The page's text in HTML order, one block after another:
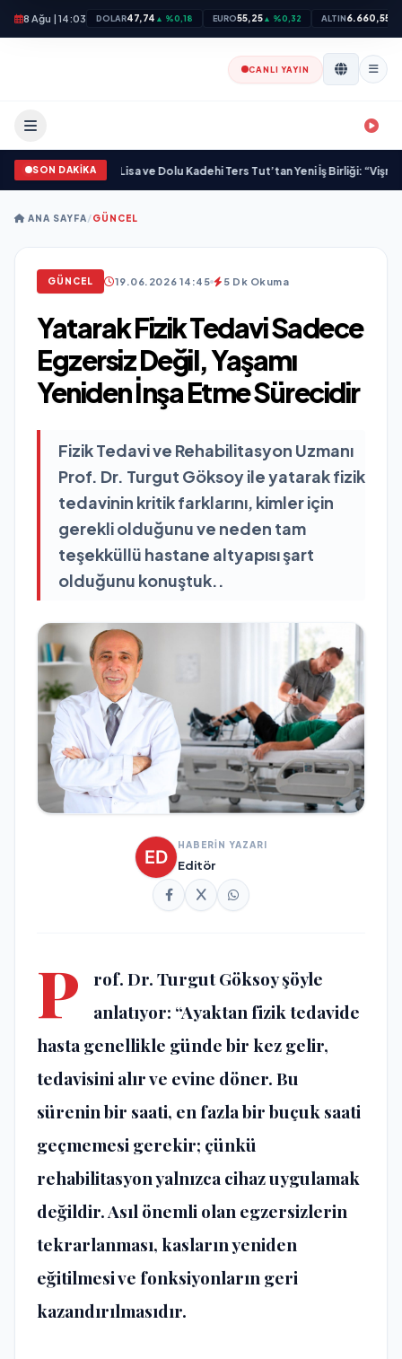
8 Ağu | 14:03 DOLAR47,74 ▲ %0,18 EURO55,25▲ %0,32 ALTIN6.660,55
CANLI YAYIN
SON DAKİKA
Kazandırdı•M Lisa ve Dolu Kadehi Ters Tut’tan Yeni İş Birliği: “Vişne”•
ANA SAYFA/GÜNCEL
GÜNCEL 19.06.2026 14:45 5 Dk Okuma
Yatarak Fizik Tedavi Sadece
Egzersiz Değil, Yaşamı
Yeniden İnşa Etme Sürecidir
Fizik Tedavi ve Rehabilitasyon Uzmanı
Prof. Dr. Turgut Göksoy ile yatarak fizik
tedavinin kritik farklarını, kimler için
gerekli olduğunu ve neden tam
teşekküllü hastane altyapısı şart
olduğunu konuştuk..
HABERİN YAZARI
Editör
P
rof. Dr. Turgut Göksoy şöyle
anlatıyor: “Ayaktan fizik tedavide
hasta genellikle günde bir kez gelir,
tedavisini alır ve evine döner. Bu
sürenin bir saati, en fazla bir buçuk saati
geçmemesi gerekir; çünkü
rehabilitasyon yalnızca cihaz uygulamak
değildir. Asıl önemli olan egzersizlerin
tekrarlanması, kasların yeniden
eğitilmesi ve fonksiyonların geri
kazandırılmasıdır.